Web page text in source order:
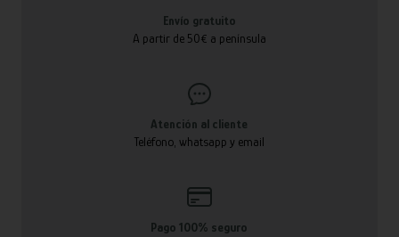
Envío gratuito
A partir de 50€ a península
Atención al cliente
Teléfono, whatsapp y email
Pago 100% seguro